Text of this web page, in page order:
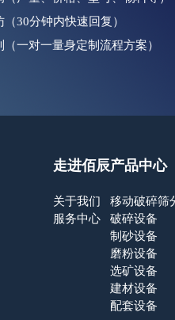
30分钟内快速回复）
（一对一量身定制流程方案）
走进佰辰
关于我们
服务中心
产品中心
移动破碎筛
破碎设备
制砂设备
磨粉设备
选矿设备
建材设备
配套设备